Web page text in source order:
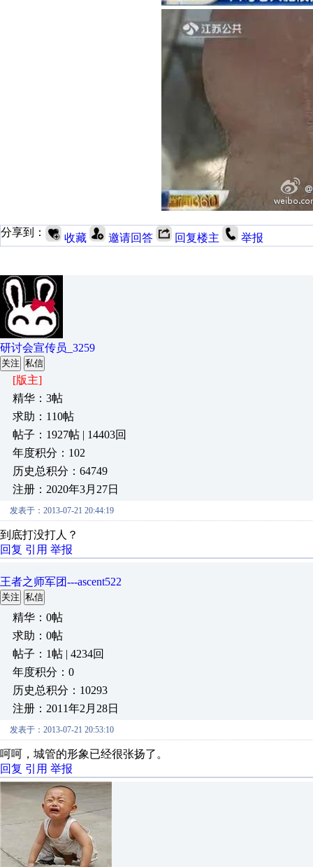
分享到： 收藏 邀请回答 回复楼主 举报
研讨会宣传员_3259
关注 私信
[版主]
精华：3帖
求助：110帖
帖子：1927帖 | 14403回
年度积分：102
历史总积分：64749
注册：2020年3月27日
发表于：2013-07-21 20:44:19
到底打没打人？
回复 引用 举报
王者之师军团---ascent522
关注 私信
精华：0帖
求助：0帖
帖子：1帖 | 4234回
年度积分：0
历史总积分：10293
注册：2011年2月28日
发表于：2013-07-21 20:53:10
呵呵，城管的形象已经很张扬了。
回复 引用 举报